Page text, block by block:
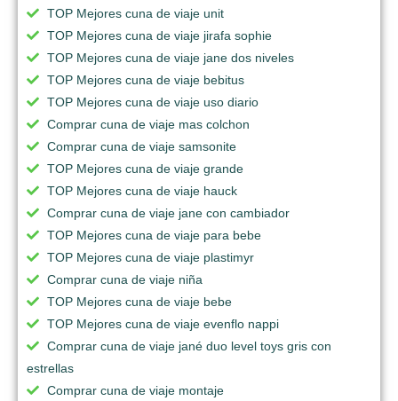
TOP Mejores cuna de viaje unit
TOP Mejores cuna de viaje jirafa sophie
TOP Mejores cuna de viaje jane dos niveles
TOP Mejores cuna de viaje bebitus
TOP Mejores cuna de viaje uso diario
Comprar cuna de viaje mas colchon
Comprar cuna de viaje samsonite
TOP Mejores cuna de viaje grande
TOP Mejores cuna de viaje hauck
Comprar cuna de viaje jane con cambiador
TOP Mejores cuna de viaje para bebe
TOP Mejores cuna de viaje plastimyr
Comprar cuna de viaje niña
TOP Mejores cuna de viaje bebe
TOP Mejores cuna de viaje evenflo nappi
Comprar cuna de viaje jané duo level toys gris con
estrellas
Comprar cuna de viaje montaje